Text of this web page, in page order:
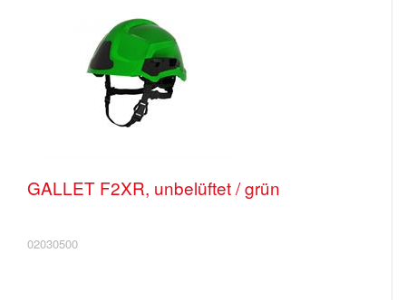
GALLET F2XR, unbelüftet / grün
02030500